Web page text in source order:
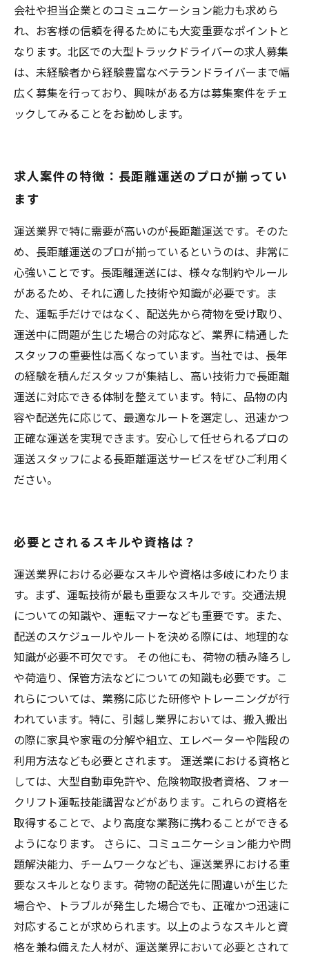
会社や担当企業とのコミュニケーション能力も求めら
れ、お客様の信頼を得るためにも大変重要なポイントと
なります。北区での大型トラックドライバーの求人募集
は、未経験者から経験豊富なベテランドライバーまで幅
広く募集を行っており、興味がある方は募集案件をチェ
ックしてみることをお勧めします。
求人案件の特徴：長距離運送のプロが揃ってい
ます
運送業界で特に需要が高いのが長距離運送です。そのた
め、長距離運送のプロが揃っているというのは、非常に
心強いことです。長距離運送には、様々な制約やルール
があるため、それに適した技術や知識が必要です。ま
た、運転手だけではなく、配送先から荷物を受け取り、
運送中に問題が生じた場合の対応など、業界に精通した
スタッフの重要性は高くなっています。当社では、長年
の経験を積んだスタッフが集結し、高い技術力で長距離
運送に対応できる体制を整えています。特に、品物の内
容や配送先に応じて、最適なルートを選定し、迅速かつ
正確な運送を実現できます。安心して任せられるプロの
運送スタッフによる長距離運送サービスをぜひご利用く
ださい。
必要とされるスキルや資格は？
運送業界における必要なスキルや資格は多岐にわたりま
す。まず、運転技術が最も重要なスキルです。交通法規
についての知識や、運転マナーなども重要です。また、
配送のスケジュールやルートを決める際には、地理的な
知識が必要不可欠です。 その他にも、荷物の積み降ろし
や荷造り、保管方法などについての知識も必要です。こ
れらについては、業務に応じた研修やトレーニングが行
われています。特に、引越し業界においては、搬入搬出
の際に家具や家電の分解や組立、エレベーターや階段の
利用方法なども必要とされます。 運送業における資格と
しては、大型自動車免許や、危険物取扱者資格、フォー
クリフト運転技能講習などがあります。これらの資格を
取得することで、より高度な業務に携わることができる
ようになります。 さらに、コミュニケーション能力や問
題解決能力、チームワークなども、運送業界における重
要なスキルとなります。荷物の配送先に間違いが生じた
場合や、トラブルが発生した場合でも、正確かつ迅速に
対応することが求められます。以上のようなスキルと資
格を兼ね備えた人材が、運送業界において必要とされて